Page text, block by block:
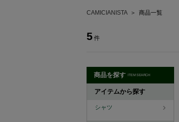
CAMICIANISTA＞ 商品一覧
5 件
商品を探す ITEM SEARCH
アイテムから探す
シャツ